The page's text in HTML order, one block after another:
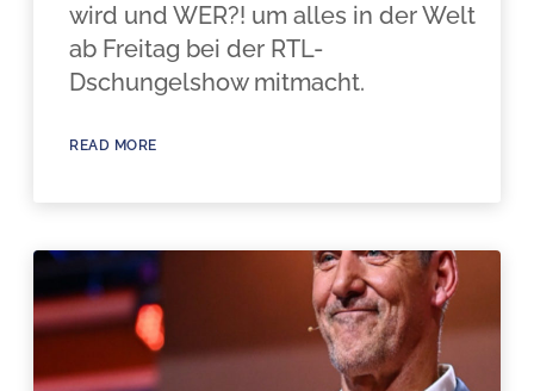
wird und WER?! um alles in der Welt
ab Freitag bei der RTL-
Dschungelshow mitmacht.
READ MORE